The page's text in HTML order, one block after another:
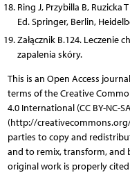
Ring J, Przybilla B, Ruzicka
Ed. Springer, Berlin,
Załącznik B.124. Leczenie
zapalenia skóry.
This is an Open Access
terms of the Creative
4.0 International (CC BY-NC-
(http://
parties to copy and
and to remix, transform,
original work is properly